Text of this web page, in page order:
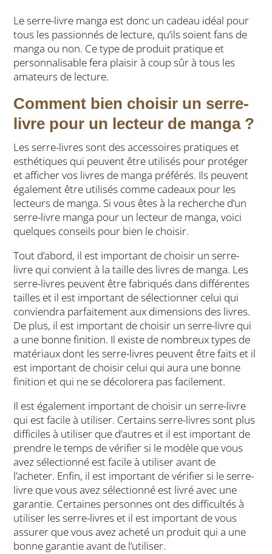
Le serre-livre manga est donc un cadeau idéal pour
tous les passionnés de lecture, qu’ils soient fans de
manga ou non. Ce type de produit pratique et
personnalisable fera plaisir à coup sûr à tous les
amateurs de lecture.
Comment bien choisir un serre-
livre pour un lecteur de manga ?
Les serre-livres sont des accessoires pratiques et
esthétiques qui peuvent être utilisés pour protéger
et afficher vos livres de manga préférés. Ils peuvent
également être utilisés comme cadeaux pour les
lecteurs de manga. Si vous êtes à la recherche d’un
serre-livre manga pour un lecteur de manga, voici
quelques conseils pour bien le choisir.
Tout d’abord, il est important de choisir un serre-
livre qui convient à la taille des livres de manga. Les
serre-livres peuvent être fabriqués dans différentes
tailles et il est important de sélectionner celui qui
conviendra parfaitement aux dimensions des livres.
De plus, il est important de choisir un serre-livre qui
a une bonne finition. Il existe de nombreux types de
matériaux dont les serre-livres peuvent être faits et il
est important de choisir celui qui aura une bonne
finition et qui ne se décolorera pas facilement.
Il est également important de choisir un serre-livre
qui est facile à utiliser. Certains serre-livres sont plus
difficiles à utiliser que d’autres et il est important de
prendre le temps de vérifier si le modèle que vous
avez sélectionné est facile à utiliser avant de
l’acheter. Enfin, il est important de vérifier si le serre-
livre que vous avez sélectionné est livré avec une
garantie. Certaines personnes ont des difficultés à
utiliser les serre-livres et il est important de vous
assurer que vous avez acheté un produit qui a une
bonne garantie avant de l’utiliser.